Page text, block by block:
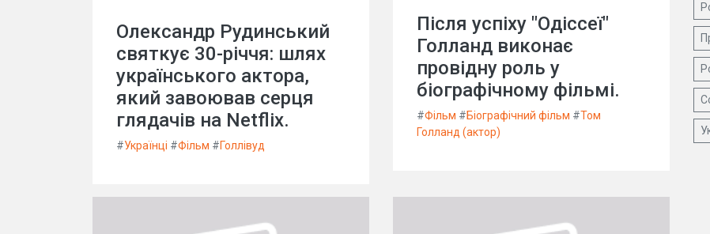
Олександр Рудинський
святкує 30-річчя: шлях
українського актора,
який завоював серця
глядачів на Netflix.
#Українці #Фільм #Голлівуд
Після успіху "Одіссеї"
Голланд виконає
провідну роль у
біографічному фільмі.
#Фільм #Біографічний фільм #Том
Голланд (актор)